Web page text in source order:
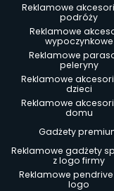
Reklamowe
podróży
Reklamowe
wypoczynkowe
Reklamowe
peleryny
Reklamowe
dzieci
Reklamowe
domu
Gadżety
Reklamowe gadżety
z logo firmy
Reklamowe pendrive
logo